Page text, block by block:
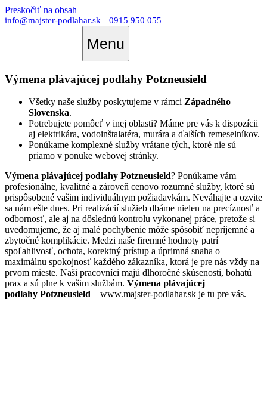
Preskočiť na obsah
info@majster-podlahar.sk 0915 950 055
Menu
Výmena plávajúcej podlahy Potzneusield
Všetky naše služby poskytujeme v rámci Západného
Slovenska.
Potrebujete pomôcť v inej oblasti? Máme pre vás k dispozícii
aj elektrikára, vodoinštalatéra, murára a ďalších remeselníkov.
Ponúkame komplexné služby vrátane tých, ktoré nie sú
priamo v ponuke webovej stránky.
Výmena plávajúcej podlahy Potzneusield? Ponúkame vám
profesionálne, kvalitné a zároveň cenovo rozumné služby, ktoré sú
prispôsobené vašim individuálnym požiadavkám. Neváhajte a ozvite
sa nám ešte dnes. Pri realizácií služieb dbáme nielen na precíznosť a
odbornosť, ale aj na dôslednú kontrolu vykonanej práce, pretože si
uvedomujeme, že aj malé pochybenie môže spôsobiť nepríjemné a
zbytočné komplikácie. Medzi naše firemné hodnoty patrí
spoľahlivosť, ochota, korektný prístup a úprimná snaha o
maximálnu spokojnosť každého zákazníka, ktorá je pre nás vždy na
prvom mieste. Naši pracovníci majú dlhoročné skúsenosti, bohatú
prax a sú plne k vašim službám. Výmena plávajúcej
podlahy Potzneusield – www.majster-podlahar.sk je tu pre vás.